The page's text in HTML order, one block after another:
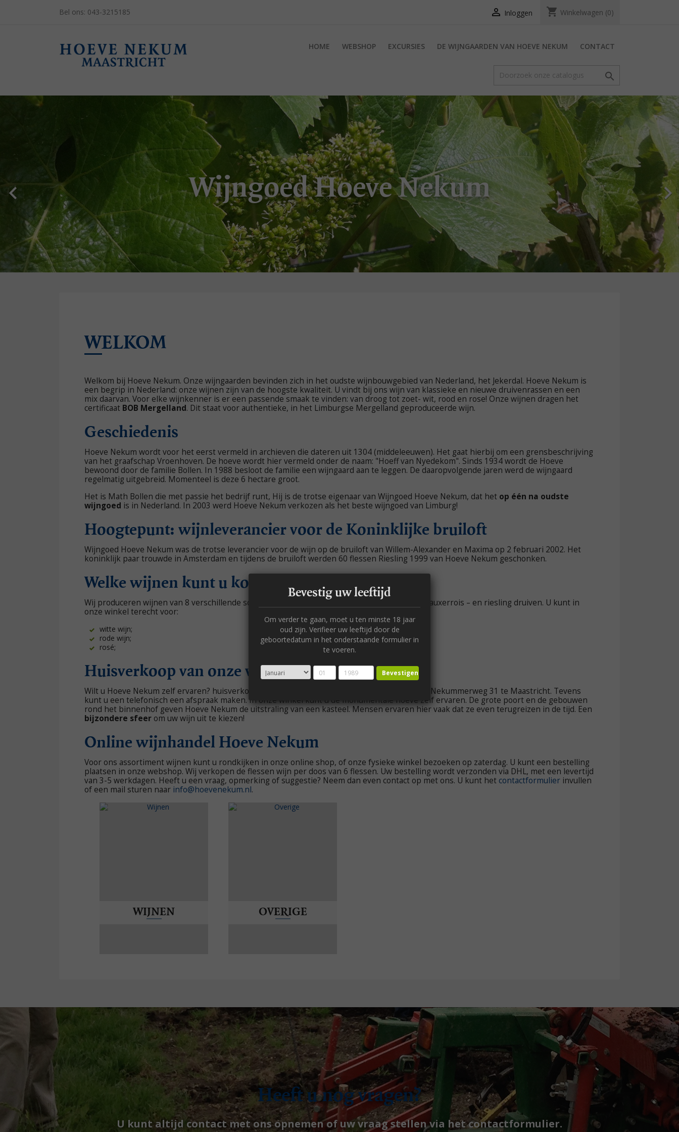
Bel ons: 043-3215185  Inloggen shopping_cart Winkelwagen (0)
HOME WEBSHOP EXCURSIES DE WIJNGAARDEN VAN HOEVE NEKUM CONTACT

Wijngoed Hoeve Nekum

WELKOM
Welkom bij Hoeve Nekum. Onze wijngaarden bevinden zich in het oudste wijnbouwgebied van Nederland, het Jekerdal. Hoeve Nekum is
een begrip in Nederland: onze wijnen zijn van de hoogste kwaliteit. U vindt bij ons wijn van klassieke en nieuwe druivenrassen en een
mix daarvan. Voor elke wijnkenner is er een passende smaak te vinden: van droog tot zoet- wit, rood en rose! Onze wijnen dragen het
certificaat BOB Mergelland. Dit staat voor authentieke, in het Limburgse Mergelland geproduceerde wijn.
Geschiedenis
Hoeve Nekum wordt voor het eerst vermeld in archieven die dateren uit 1304 (middeleeuwen). Het gaat hierbij om een grensbeschrijving
van het graafschap Vroenhoven. De hoeve wordt hier vermeld onder de naam: "Hoeff van Nyedekom". Sinds 1934 wordt de Hoeve
bewoond door de familie Bollen. In 1988 besloot de familie een wijngaard aan te leggen. De daaropvolgende jaren werd de wijngaard
regelmatig uitgebreid. Momenteel is deze 6 hectare groot.
Het is Math Bollen die met passie het bedrijf runt, Hij is de trotse eigenaar van Wijngoed Hoeve Nekum, dat het op één na oudste
wijngoed is in Nederland. In 2003 werd Hoeve Nekum verkozen als het beste wijngoed van Limburg!
Hoogtepunt: wijnleverancier voor de Koninklijke bruiloft
Wijngoed Hoeve Nekum was de trotse leverancier voor de wijn op de bruiloft van Willem-Alexander en Maxima op 2 februari 2002. Het
koninklijk paar trouwde in Amsterdam en tijdens de bruiloft werden 60 flessen Riesling 1999 van Hoeve Nekum geschonken.
Welke wijnen kunt u kopen bij Hoeve Nekum?
Wij produceren wijnen van 8 verschillende soorten druiven, waaronder bijvoorbeeld wijn van auxerrois – en riesling druiven. U kunt in
onze winkel terecht voor:
witte wijn;
rode wijn;
rosé;
Huisverkoop van onze wijnen
Wilt u Hoeve Nekum zelf ervaren? huisverkoop op zaterdagen van 10.00 tot 17.00 uur, aan de Nekummerweg 31 te Maastricht. Tevens
kunt u een telefonisch een afspraak maken. In onze winkel kunt u de monumentale hoeve zelf ervaren. De grote poort en de gebouwen
rond het binnenhof geven Hoeve Nekum de uitstraling van een kasteel. Mensen ervaren hier vaak dat ze even terugreizen in de tijd. Een
bijzondere sfeer om uw wijn uit te kiezen!
Online wijnhandel Hoeve Nekum
Voor ons assortiment wijnen kunt u rondkijken in onze online shop, of onze fysieke winkel bezoeken op zaterdag. U kunt een bestelling
plaatsen in onze webshop. Wij verkopen de flessen wijn per doos van 6 flessen. Uw bestelling wordt verzonden via DHL, met een levertijd
van 3-5 werkdagen. Heeft u een vraag, opmerking of suggestie? Neem dan even contact op met ons. U kunt het contactformulier invullen
of een mail sturen naar info@hoevenekum.nl.
WIJNEN OVERIGE
Heeft u nog vragen?
U kunt altijd contact met ons opnemen of uw vraag stellen via het contactformulier.
Bevestig uw leeftijd
Om verder te gaan, moet u ten minste 18 jaar
oud zijn. Verifieer uw leeftijd door de
geboortedatum in het onderstaande formulier in
te voeren.
Bevestigen